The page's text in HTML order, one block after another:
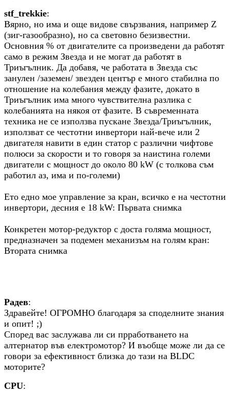
stf_trekkie:
Вярно, но има и още видове свързвания, например Z
(зиг-газообразно), но са световно безизвестни.
Основния % от двигателите са произведени да работят
само в режим Звезда и не могат да работят в
Триъгълник. Да добавя, че работата в Звезда със
занулен /заземен/ звезден център е много стабилна по
отношение на колебания между фазите, докато в
Триъгълник има много чувствителна разлика с
колебанията на някоя от фазите. В съвременната
техника не се използва пускане Звезда/Триъгълник,
използват се честотни инвертори най-вече или 2
двигателя навити в един статор с различни чифтове
полюси за скорости и то говоря за наистина големи
двигатели с мощност до около 80 kW (с толкова съм
работил аз, има и по-големи)
Ето едно мое управление за кран, всичко е на честотни
инвертори, десния е 18 kW: Първата снимка
Конкретен мотор-редуктор с доста голяма мощност,
предназначен за подемен механизъм на голям кран:
Втората снимка
Радeв:
Здравейте! ОГРОМНО благодаря за споделните знания
и опит! ;)
Според вас заслужава ли си прработването на
алтернатор във електромотор? И въобще може ли да се
говори за ефективност близка до тази на BLDC
моторите?
CPU: